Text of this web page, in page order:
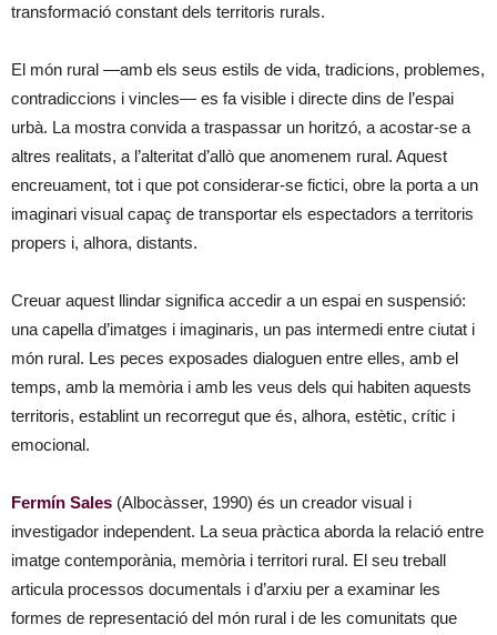
transformació constant dels territoris rurals.
El món rural —amb els seus estils de vida, tradicions, problemes,
contradiccions i vincles— es fa visible i directe dins de l’espai
urbà. La mostra convida a traspassar un horitzó, a acostar-se a
altres realitats, a l’alteritat d’allò que anomenem rural. Aquest
encreuament, tot i que pot considerar-se fictici, obre la porta a un
imaginari visual capaç de transportar els espectadors a territoris
propers i, alhora, distants.
Creuar aquest llindar significa accedir a un espai en suspensió:
una capella d’imatges i imaginaris, un pas intermedi entre ciutat i
món rural. Les peces exposades dialoguen entre elles, amb el
temps, amb la memòria i amb les veus dels qui habiten aquests
territoris, establint un recorregut que és, alhora, estètic, crític i
emocional.
Fermín Sales (Albocàsser, 1990) és un creador visual i
investigador independent. La seua pràctica aborda la relació entre
imatge contemporània, memòria i territori rural. El seu treball
articula processos documentals i d’arxiu per a examinar les
formes de representació del món rural i de les comunitats que